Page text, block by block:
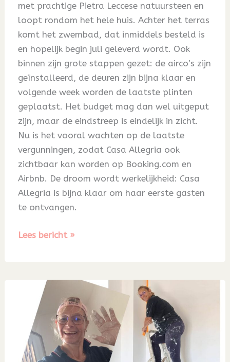
met prachtige Pietra Leccese natuursteen en
loopt rondom het hele huis. Achter het terras
komt het zwembad, dat inmiddels besteld is
en hopelijk begin juli geleverd wordt. Ook
binnen zijn grote stappen gezet: de airco’s zijn
geïnstalleerd, de deuren zijn bijna klaar en
volgende week worden de laatste plinten
geplaatst. Het budget mag dan wel uitgeput
zijn, maar de eindstreep is eindelijk in zicht.
Nu is het vooral wachten op de laatste
vergunningen, zodat Casa Allegria ook
zichtbaar kan worden op Booking.com en
Airbnb. De droom wordt werkelijkheid: Casa
Allegria is bijna klaar om haar eerste gasten
te ontvangen.
Blog
Lees bericht »